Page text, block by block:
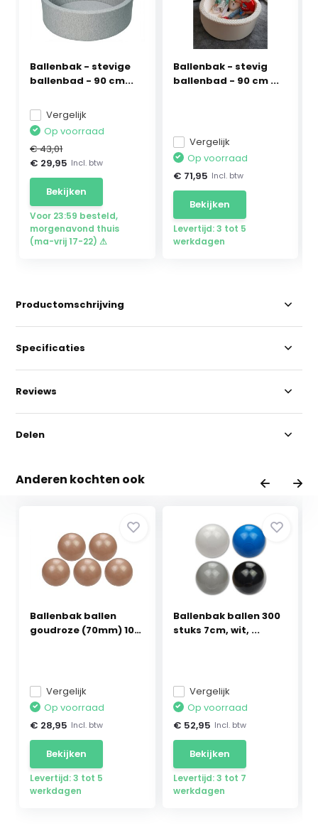
Ballenbak - stevige
ballenbad - 90 cm...
Vergelijk
Op voorraad
€ 43,01
€ 29,95 Incl. btw
Bekijken
Voor 23:59 besteld,
morgenavond thuis
(ma-vrij 17-22) ⚠
Ballenbak - stevig
ballenbad - 90 cm ...
Vergelijk
Op voorraad
€ 71,95 Incl. btw
Bekijken
Levertijd: 3 tot 5
werkdagen
Productomschrijving
Specificaties
Reviews
Delen
Anderen kochten ook
Ballenbak ballen
goudroze (70mm) 100
Vergelijk
Op voorraad
€ 28,95 Incl. btw
Bekijken
Levertijd: 3 tot 5
werkdagen
Ballenbak ballen 300
stuks 7cm, wit, ...
Vergelijk
Op voorraad
€ 52,95 Incl. btw
Bekijken
Levertijd: 3 tot 7
werkdagen